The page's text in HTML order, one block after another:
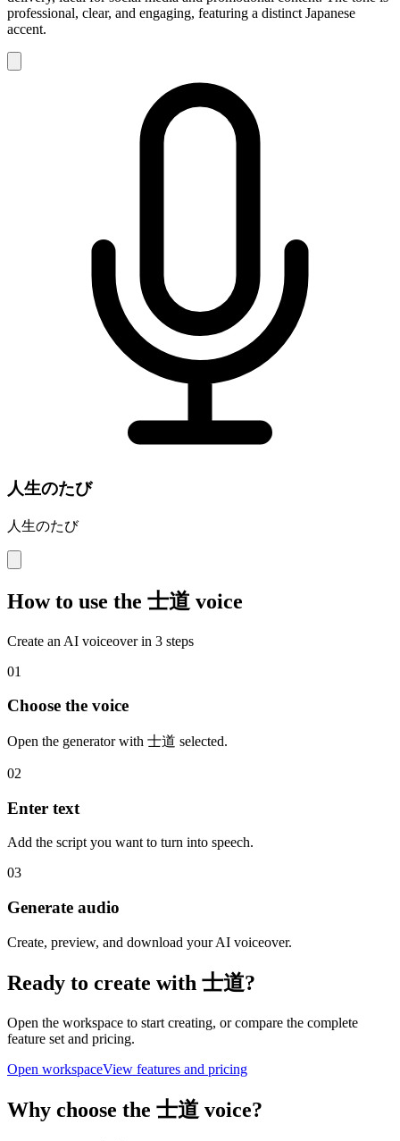
professional, clear, and engaging, featuring a distinct Japanese
accent.
人生のたび
人生のたび
How to use the 士道 voice
Create an AI voiceover in 3 steps
01
Choose the voice
Open the generator with 士道 selected.
02
Enter text
Add the script you want to turn into speech.
03
Generate audio
Create, preview, and download your AI voiceover.
Ready to create with 士道?
Open the workspace to start creating, or compare the complete
feature set and pricing.
Open workspaceView features and pricing
Why choose the 士道 voice?